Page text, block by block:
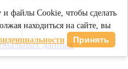
данных
файлы Cookie, чтобы сделать
находиться на сайте, вы
Принять